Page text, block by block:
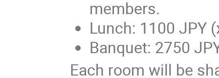
members.
Lunch: 1100 JPY
Banquet: 2750
Each room will be